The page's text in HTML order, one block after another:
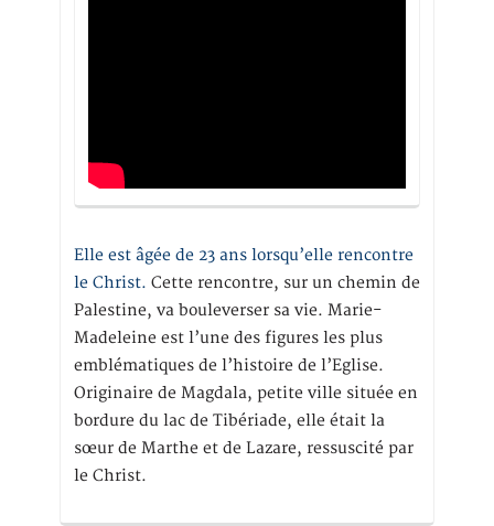
Elle est âgée de 23 ans lorsqu’elle rencontre
le Christ. Cette rencontre, sur un chemin de
Palestine, va bouleverser sa vie. Marie-
Madeleine est l’une des figures les plus
emblématiques de l’histoire de l’Eglise.
Originaire de Magdala, petite ville située en
bordure du lac de Tibériade, elle était la
sœur de Marthe et de Lazare, ressuscité par
le Christ.